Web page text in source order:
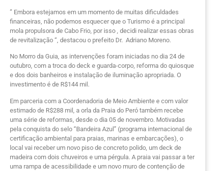
” Embora estejamos em um momento de muitas dificuldades
financeiras, não podemos esquecer que o Turismo é a principal
mola propulsora de Cabo Frio, por isso , decidi realizar essas obras
de revitalização “, destacou o prefeito Dr. Adriano Moreno.
No Morro da Guia, as intervenções foram iniciadas no dia 24 de
outubro, com a troca do deck e guarda-corpo, reforma do quiosque
e dos dois banheiros e instalação de iluminação apropriada. O
investimento é de R$144 mil.
Em parceria com a Coordenadoria de Meio Ambiente e com valor
estimado de R$288 mil, a orla da Praia do Peró também recebe
uma série de reformas, desde o dia 05 de novembro. Motivadas
pela conquista do selo “Bandeira Azul” (programa internacional de
certificação ambiental para praias, marinas e embarcações), o
local vai receber um novo piso de concreto polido, um deck de
madeira com dois chuveiros e uma pérgula. A praia vai passar a ter
uma rampa de acessibilidade e um novo muro de contenção de